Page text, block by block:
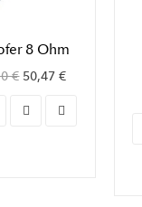
8 Ohm
€ 50,47 €